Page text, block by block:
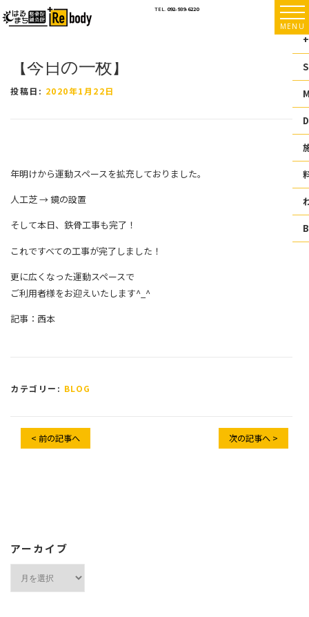
ン
TEL. 092-939-6220
MENU
【今日の一枚】
投稿日: 2020年1月22日
年明けから運動スペースを拡充しておりました。
人工芝 → 鏡の設置
そして本日、鉄骨工事も完了！
これですべての工事が完了しました！
更に広くなった運動スペースで
ご利用者様をお迎えいたします^_^
記事：西本
カテゴリー: BLOG
< 前の記事へ 次の記事へ >
アーカイブ